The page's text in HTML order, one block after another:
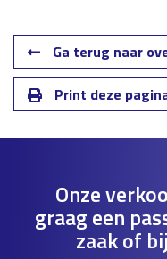
Ga terug naar
Print deze
Onze
graag een
zaak of